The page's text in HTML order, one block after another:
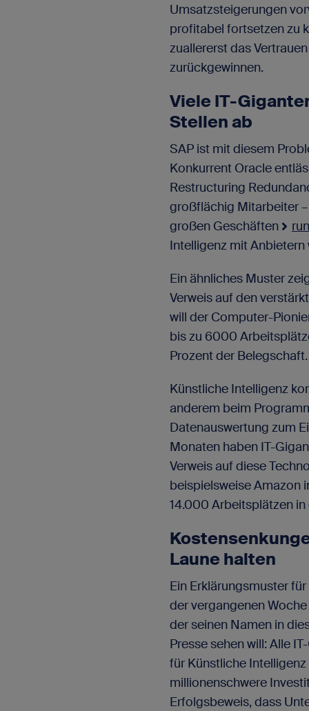
Umsatzsteigerungen
profitabel fortsetzen zu
zuallererst das
zurückgewinnen.
Viele IT-
Stellen ab
SAP ist mit diesem
Konkurrent Oracle
Restructuring
großflächig Mitarbeiter
großen Geschäften
Intelligenz mit
Ein ähnliches Muster
Verweis auf den
will der Computer-
bis zu 6000
Prozent der Belegschaft.
Künstliche Intelligenz
anderem beim
Datenauswertung zum
Monaten haben IT-
Verweis auf diese
beispielsweise Amazon
14.000 Arbeitsplätzen in
Laune halten
Ein Erklärungsmuster
der vergangenen
der seinen Namen in
Presse sehen will: Alle
für Künstliche
millionenschwere
Erfolgsbeweis, dass